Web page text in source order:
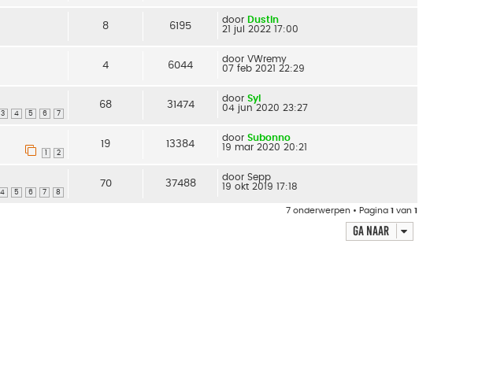
8 6195
door Dustin
21 jul 2022 17:00
4 6044
door VWremy
07 feb 2021 22:29
3 4 5 6 7
68 31474
door Syl
04 jun 2020 23:27
2
19 13384
door Subonno
19 mar 2020 20:21
4 5 6 7 8
70 37488
door Sepp
19 okt 2019 17:18
7 onderwerpen • Pagina 1 van 1
Ga naar